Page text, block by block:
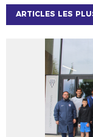
ARTICLES LES